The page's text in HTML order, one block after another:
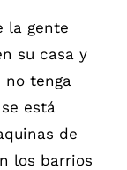
la gente
su casa y
no tenga
está
de
los barrios